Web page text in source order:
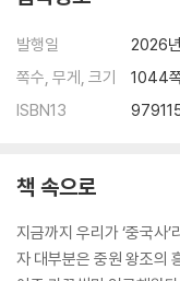
야 한다 431 | 흥성한 시
| 수렴청정 441 | 갑오년
| 여인의 ‘대청’ 449 | 드
제9장 강
| ‘무익원검’전설 475 |
479 | 동쪽으로, 동쪽으
발행일
2026
쪽수, 무게, 크기
1044
ISBN13
책 속으로
지금까지 우리가 ‘중국사
자 대부분은 중원 왕조의